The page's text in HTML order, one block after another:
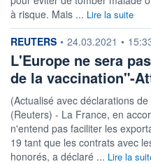
à risque. Mais ... Lire la suite
information fournie par
REUTERS • 24.03.2021 •
L'Europe ne sera
de la vaccination"-
(Actualisé avec déclarations
(Reuters) - La France, en
n'entend pas faciliter les
19 tant que les contrats avec
honorés, a déclaré ... Lire la